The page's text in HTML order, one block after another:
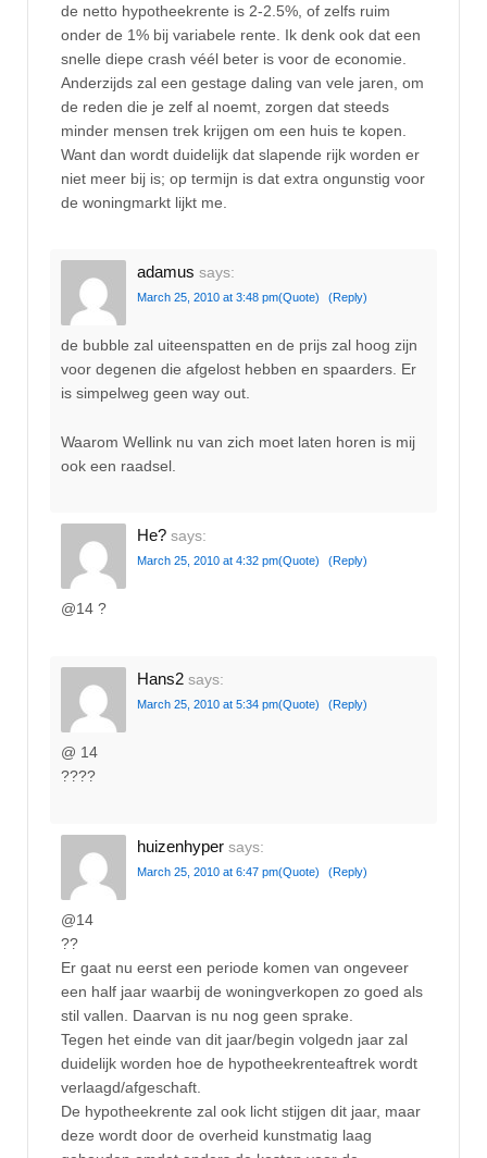
de netto hypotheekrente is 2-2.5%, of zelfs ruim
onder de 1% bij variabele rente. Ik denk ook dat een
snelle diepe crash véél beter is voor de economie.
Anderzijds zal een gestage daling van vele jaren, om
de reden die je zelf al noemt, zorgen dat steeds
minder mensen trek krijgen om een huis te kopen.
Want dan wordt duidelijk dat slapende rijk worden er
niet meer bij is; op termijn is dat extra ongunstig voor
de woningmarkt lijkt me.
adamus says:
March 25, 2010 at 3:48 pm(Quote) (Reply)
de bubble zal uiteenspatten en de prijs zal hoog zijn
voor degenen die afgelost hebben en spaarders. Er
is simpelweg geen way out.
Waarom Wellink nu van zich moet laten horen is mij
ook een raadsel.
He? says:
March 25, 2010 at 4:32 pm(Quote) (Reply)
@14 ?
Hans2 says:
March 25, 2010 at 5:34 pm(Quote) (Reply)
@ 14
????
huizenhyper says:
March 25, 2010 at 6:47 pm(Quote) (Reply)
@14
??
Er gaat nu eerst een periode komen van ongeveer
een half jaar waarbij de woningverkopen zo goed als
stil vallen. Daarvan is nu nog geen sprake.
Tegen het einde van dit jaar/begin volgedn jaar zal
duidelijk worden hoe de hypotheekrenteaftrek wordt
verlaagd/afgeschaft.
De hypotheekrente zal ook licht stijgen dit jaar, maar
deze wordt door de overheid kunstmatig laag